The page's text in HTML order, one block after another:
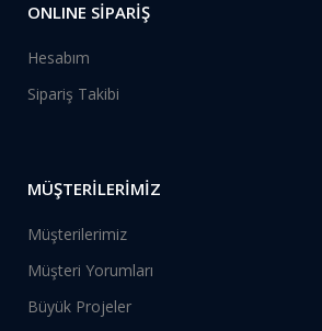
ONLINE SİPARİŞ
Hesabım
Sipariş Takibi
MÜŞTERİLERİMİZ
Müşterilerimiz
Müşteri Yorumları
Büyük Projeler